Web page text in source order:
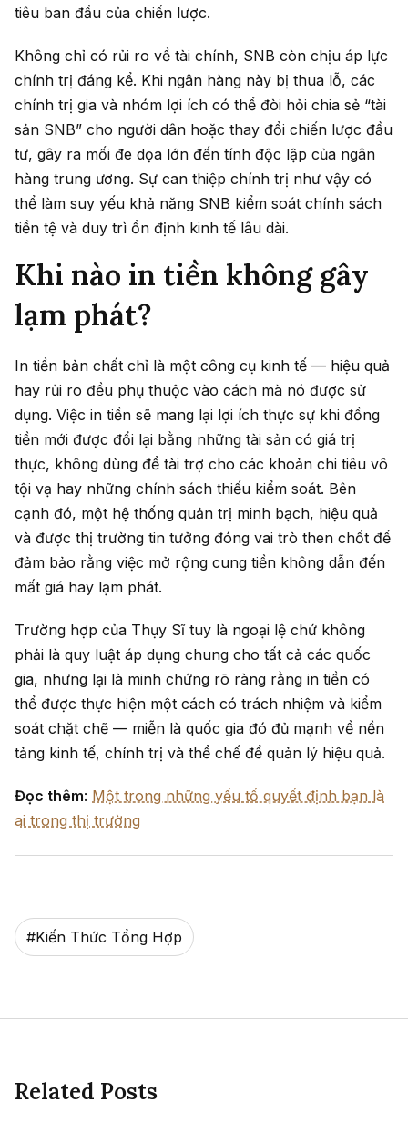
tiêu ban đầu của chiến lược.
Không chỉ có rủi ro về tài chính, SNB còn chịu áp lực
chính trị đáng kể. Khi ngân hàng này bị thua lỗ, các
chính trị gia và nhóm lợi ích có thể đòi hỏi chia sẻ “tài
sản SNB” cho người dân hoặc thay đổi chiến lược đầu
tư, gây ra mối đe dọa lớn đến tính độc lập của ngân
hàng trung ương. Sự can thiệp chính trị như vậy có
thể làm suy yếu khả năng SNB kiểm soát chính sách
tiền tệ và duy trì ổn định kinh tế lâu dài.
Khi nào in tiền không gây
lạm phát?
In tiền bản chất chỉ là một công cụ kinh tế — hiệu quả
hay rủi ro đều phụ thuộc vào cách mà nó được sử
dụng. Việc in tiền sẽ mang lại lợi ích thực sự khi đồng
tiền mới được đổi lại bằng những tài sản có giá trị
thực, không dùng để tài trợ cho các khoản chi tiêu vô
tội vạ hay những chính sách thiếu kiểm soát. Bên
cạnh đó, một hệ thống quản trị minh bạch, hiệu quả
và được thị trường tin tưởng đóng vai trò then chốt để
đảm bảo rằng việc mở rộng cung tiền không dẫn đến
mất giá hay lạm phát.
Trường hợp của Thụy Sĩ tuy là ngoại lệ chứ không
phải là quy luật áp dụng chung cho tất cả các quốc
gia, nhưng lại là minh chứng rõ ràng rằng in tiền có
thể được thực hiện một cách có trách nhiệm và kiểm
soát chặt chẽ — miễn là quốc gia đó đủ mạnh về nền
tảng kinh tế, chính trị và thể chế để quản lý hiệu quả.
Đọc thêm: Một trong những yếu tố quyết định bạn là
ai trong thị trường
#Kiến Thức Tổng Hợp
Related Posts